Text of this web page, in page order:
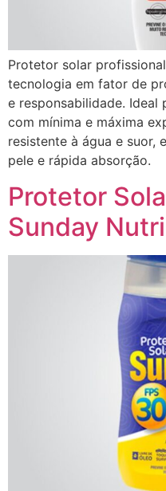
Protetor solar
tecnologia em fator de
e responsabilidade. Ideal
com mínima e máxima
resistente à água e suor,
pele e rápida absorção.
Protetor
Sunday